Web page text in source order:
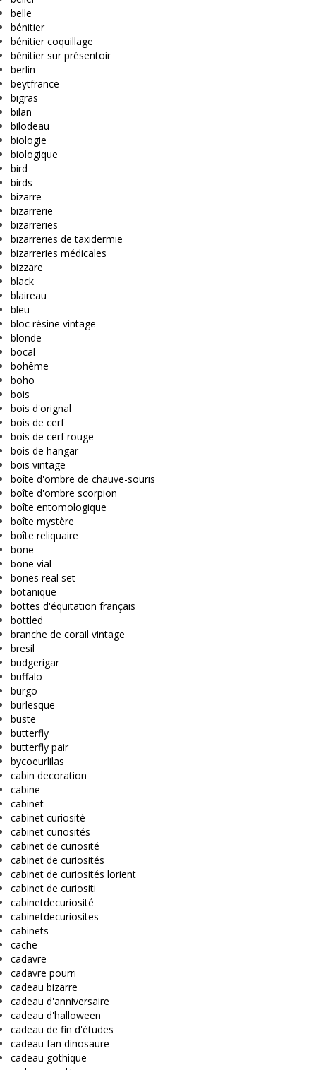
belle
bénitier
bénitier coquillage
bénitier sur présentoir
berlin
beytfrance
bigras
bilan
bilodeau
biologie
biologique
bird
birds
bizarre
bizarrerie
bizarreries
bizarreries de taxidermie
bizarreries médicales
bizzare
black
blaireau
bleu
bloc résine vintage
blonde
bocal
bohême
boho
bois
bois d'orignal
bois de cerf
bois de cerf rouge
bois de hangar
bois vintage
boîte d'ombre de chauve-souris
boîte d'ombre scorpion
boîte entomologique
boîte mystère
boîte reliquaire
bone
bone vial
bones real set
botanique
bottes d'équitation français
bottled
branche de corail vintage
bresil
budgerigar
buffalo
burgo
burlesque
buste
butterfly
butterfly pair
bycoeurlilas
cabin decoration
cabine
cabinet
cabinet curiosité
cabinet curiosités
cabinet de curiosité
cabinet de curiosités
cabinet de curiosités lorient
cabinet de curiositi
cabinetdecuriosité
cabinetdecuriosites
cabinets
cache
cadavre
cadavre pourri
cadeau bizarre
cadeau d'anniversaire
cadeau d'halloween
cadeau de fin d'études
cadeau fan dinosaure
cadeau gothique